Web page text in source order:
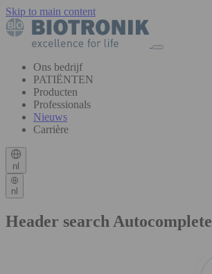
Skip to main content
Ons bedrijf
PATIËNTEN
Producten
Professionals
Nieuws
Carrière
nl
nl
Header search Autocomplete